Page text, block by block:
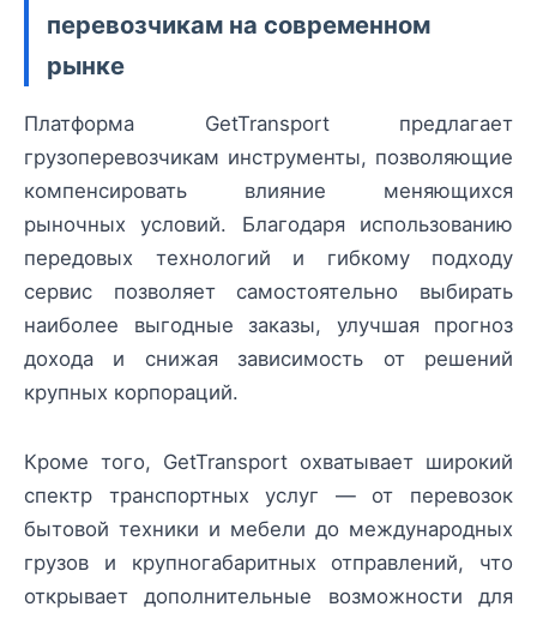
перевозчикам на современном
рынке
Платформа GetTransport предлагает
грузоперевозчикам инструменты, позволяющие
компенсировать влияние меняющихся
рыночных условий. Благодаря использованию
передовых технологий и гибкому подходу
сервис позволяет самостоятельно выбирать
наиболее выгодные заказы, улучшая прогноз
дохода и снижая зависимость от решений
крупных корпораций.
Кроме того, GetTransport охватывает широкий
спектр транспортных услуг — от перевозок
бытовой техники и мебели до международных
грузов и крупногабаритных отправлений, что
открывает дополнительные возможности для